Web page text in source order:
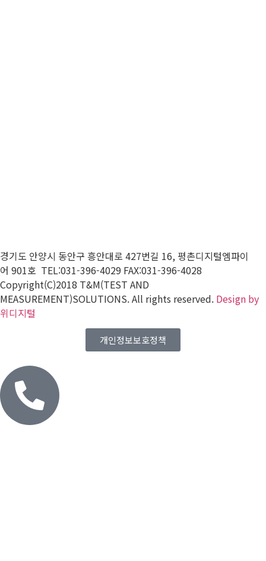
경기도 안양시 동안구 흥안대로 427번길 16, 평촌디지털엠파이
어 901호 TEL:031-396-4029 FAX:031-396-4028
Copyright(C)2018 T&M(TEST AND
MEASUREMENT)SOLUTIONS. All rights reserved. Design by
위디지털
개인정보보호정책